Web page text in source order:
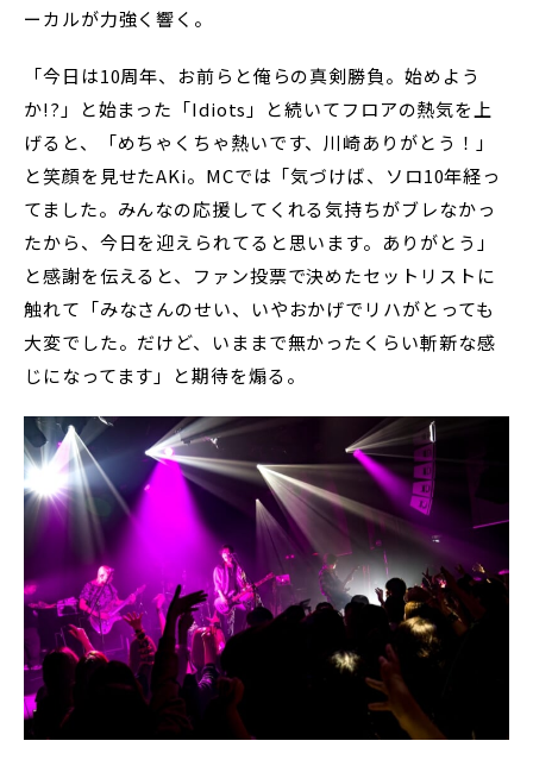
ーカルが力強く響く。
「今日は10周年、お前らと俺らの真剣勝負。始めよう
か!?」と始まった「Idiots」と続いてフロアの熱気を上
げると、「めちゃくちゃ熱いです、川崎ありがとう！」
と笑顔を見せたAKi。MCでは「気づけば、ソロ10年経っ
てました。みんなの応援してくれる気持ちがブレなかっ
たから、今日を迎えられてると思います。ありがとう」
と感謝を伝えると、ファン投票で決めたセットリストに
触れて「みなさんのせい、いやおかげでリハがとっても
大変でした。だけど、いままで無かったくらい斬新な感
じになってます」と期待を煽る。